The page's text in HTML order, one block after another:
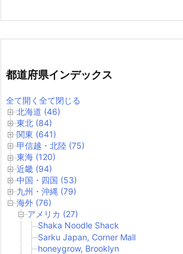
都道府県インデックス
全て開く 全て閉じる
北海道 (46)
東北 (84)
関東 (641)
甲信越・北陸 (75)
東海 (120)
近畿 (94)
中国・四国 (53)
九州・沖縄 (79)
海外 (76)
アメリカ (27)
Shaka Noodle Shack
Sarku Japan, Corner Mall
honeygrow, Brooklyn